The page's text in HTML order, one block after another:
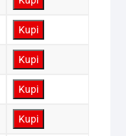
Kupi
Kupi
Kupi
Kupi